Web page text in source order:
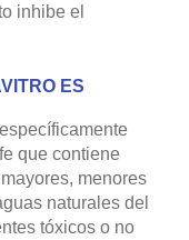
inhibe el
ES
que contiene
menores
naturales del
tóxicos o no